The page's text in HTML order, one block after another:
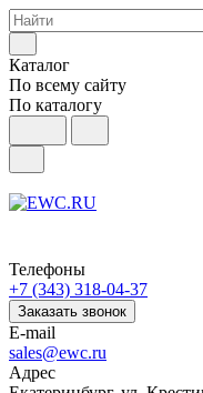
Каталог
По всему сайту
По каталогу
Телефоны
+7 (343) 318-04-37
Заказать звонок
E-mail
sales@ewc.ru
Адрес